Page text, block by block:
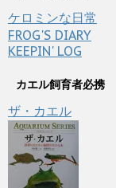
ケロミンな日常
FROG'S DIARY
KEEPIN' LOG
カエル飼育者必携
ザ・カエル